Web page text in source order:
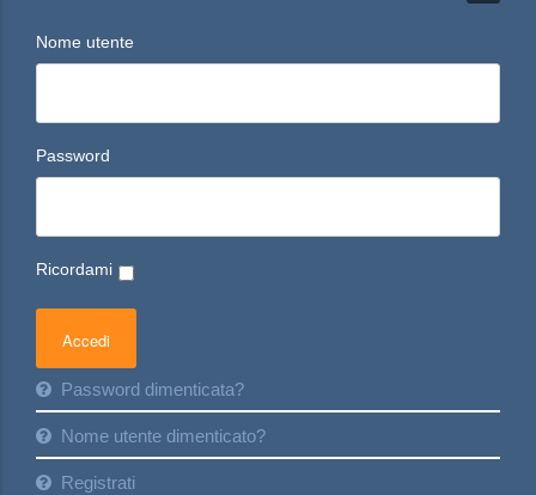
Nome utente
Password
Ricordami
Password dimenticata?
Nome utente dimenticato?
Registrati